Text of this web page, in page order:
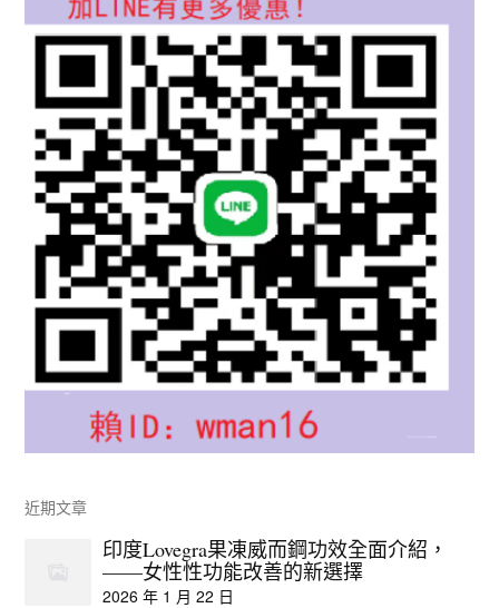
近期文章
印度Lovegra果凍威而鋼功效全面介紹，
——女性性功能改善的新選擇
2026 年 1 月 22 日